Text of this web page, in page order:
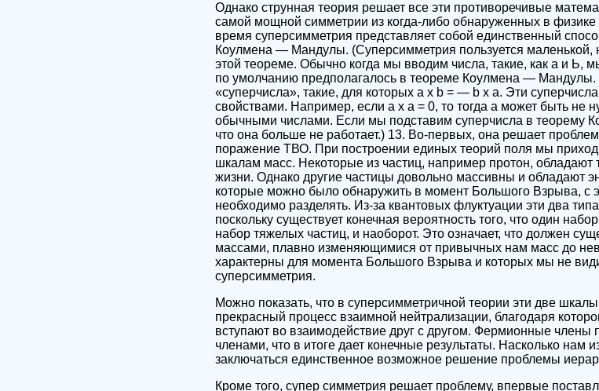
Однако струнная теория решает все эти противоречивые
самой мощной симметрии из когда-либо обнаруженных в
время суперсимметрия представляет собой единственный
Коулмена — Мандулы. (Суперсимметрия пользуется
этой теореме. Обычно когда мы вводим числа, такие, как а и Ь,
по умолчанию предполагалось в теореме Коулмена —
«суперчисла», такие, для которых а х b = — b х а. Эти
свойствами. Например, если а х а = 0, то тогда а может быть не
обычными числами. Если мы подставим суперчисла в теорему
что она больше не работает.) 13. Во-первых, она решает
поражение ТВО. При построении единых теорий поля мы
шкалам масс. Некоторые из частиц, например протон, обладают
жизни. Однако другие частицы довольно массивны и обладают
которые можно было обнаружить в момент Большого Взрыва, с
необходимо разделять. Из-за квантовых флуктуации эти два
поскольку существует конечная вероятность того, что один
набор тяжелых частиц, и наоборот. Это означает, что должен
массами, плавно изменяющимися от привычных нам масс до
характерны для момента Большого Взрыва и которых мы не
суперсимметрия.
Можно показать, что в суперсимметричной теории эти две
прекрасный процесс взаимной нейтрализации, благодаря
вступают во взаимодействие друг с другом. Фермионные
членами, что в итоге дает конечные результаты. Насколько нам
заключаться единственное возможное решение проблемы
Кроме того, супер симметрия решает проблему, впервые